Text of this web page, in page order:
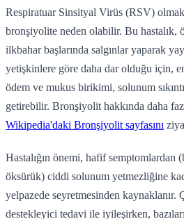
Respiratuar Sinsityal Virüs (RSV)
bronşiyolite neden olabilir. Bu hastalık,
ilkbahar başlarında salgınlar yaparak
yetişkinlere göre daha dar olduğu için,
ödem ve mukus birikimi, solunum
getirebilir. Bronşiyolit hakkında daha
Wikipedia'daki Bronşiyolit sayfasını
Hastalığın önemi, hafif semptomlardan
öksürük) ciddi solunum yetmezliğine
yelpazede seyretmesinden kaynaklanır.
destekleyici tedavi ile iyileşirken,